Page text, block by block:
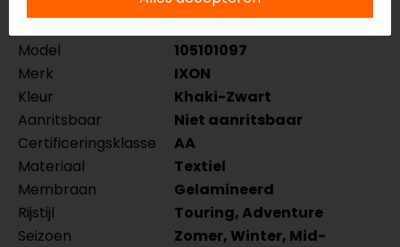
Model
105101097
Merk
IXON
Kleur
Khaki-Zwart
Aanritsbaar
Niet aanritsbaar
Certificeringsklasse
AA
Materiaal
Textiel
Membraan
Gelamineerd
Rijstijl
Touring, Adventure
Seizoen
Zomer, Winter, Mid-